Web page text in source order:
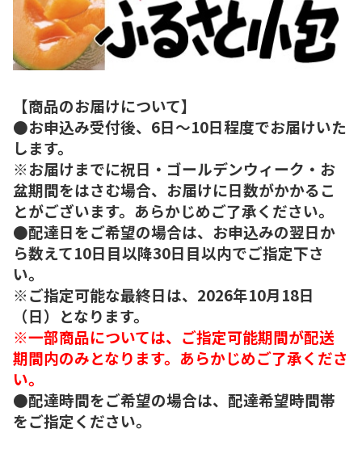
【商品のお届けについて】
●お申込み受付後、6日～10日程度でお届けいた
します。
※お届けまでに祝日・ゴールデンウィーク・お
盆期間をはさむ場合、お届けに日数がかかるこ
とがございます。あらかじめご了承ください。
●配達日をご希望の場合は、お申込みの翌日か
ら数えて10日目以降30日目以内でご指定下さ
い。
※ご指定可能な最終日は、2026年10月18日
（日）となります。
※一部商品については、ご指定可能期間が配送
期間内のみとなります。あらかじめご了承くださ
い。
●配達時間をご希望の場合は、配達希望時間帯
をご指定ください。